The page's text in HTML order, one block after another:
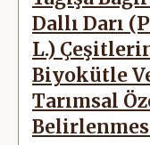
Dallı Darı
L.)
Biyokütle
Tarımsal